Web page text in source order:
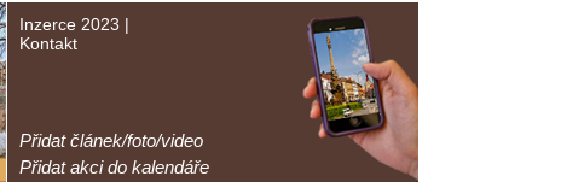
Inzerce 2023 |
Kontakt
Přidat článek/foto/video
Přidat akci do kalendáře